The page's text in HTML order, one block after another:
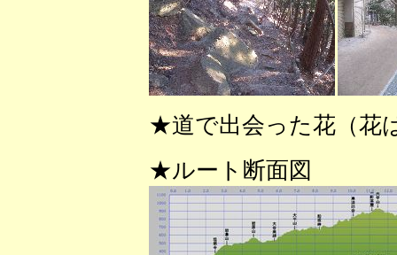
★道で出会った花（花
★ルート断面図